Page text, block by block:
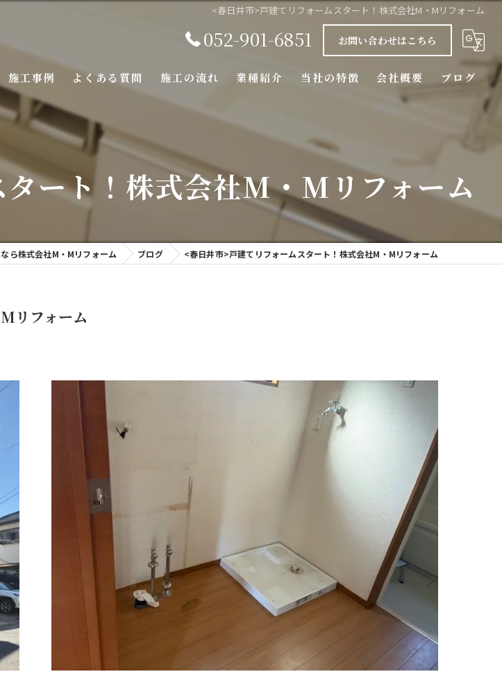
<春日井市>戸建てリフォームスタート！株式会社M・Mリフォーム
052-901-6851 お問い合わせはこちら
施工事例 よくある質問 施工の流れ 業種紹介 当社の特徴
エクステリア
マンション
内装
外壁塗装
会社概要 ブログ
ート！株式会社M・Mリフォーム
ら株式会社M・Mリフォーム ブログ <春日井市>戸建てリフォームスタート！株式会社M・Mリフォーム
リフォーム